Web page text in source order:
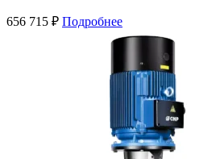
656 715 ₽ Подробнее